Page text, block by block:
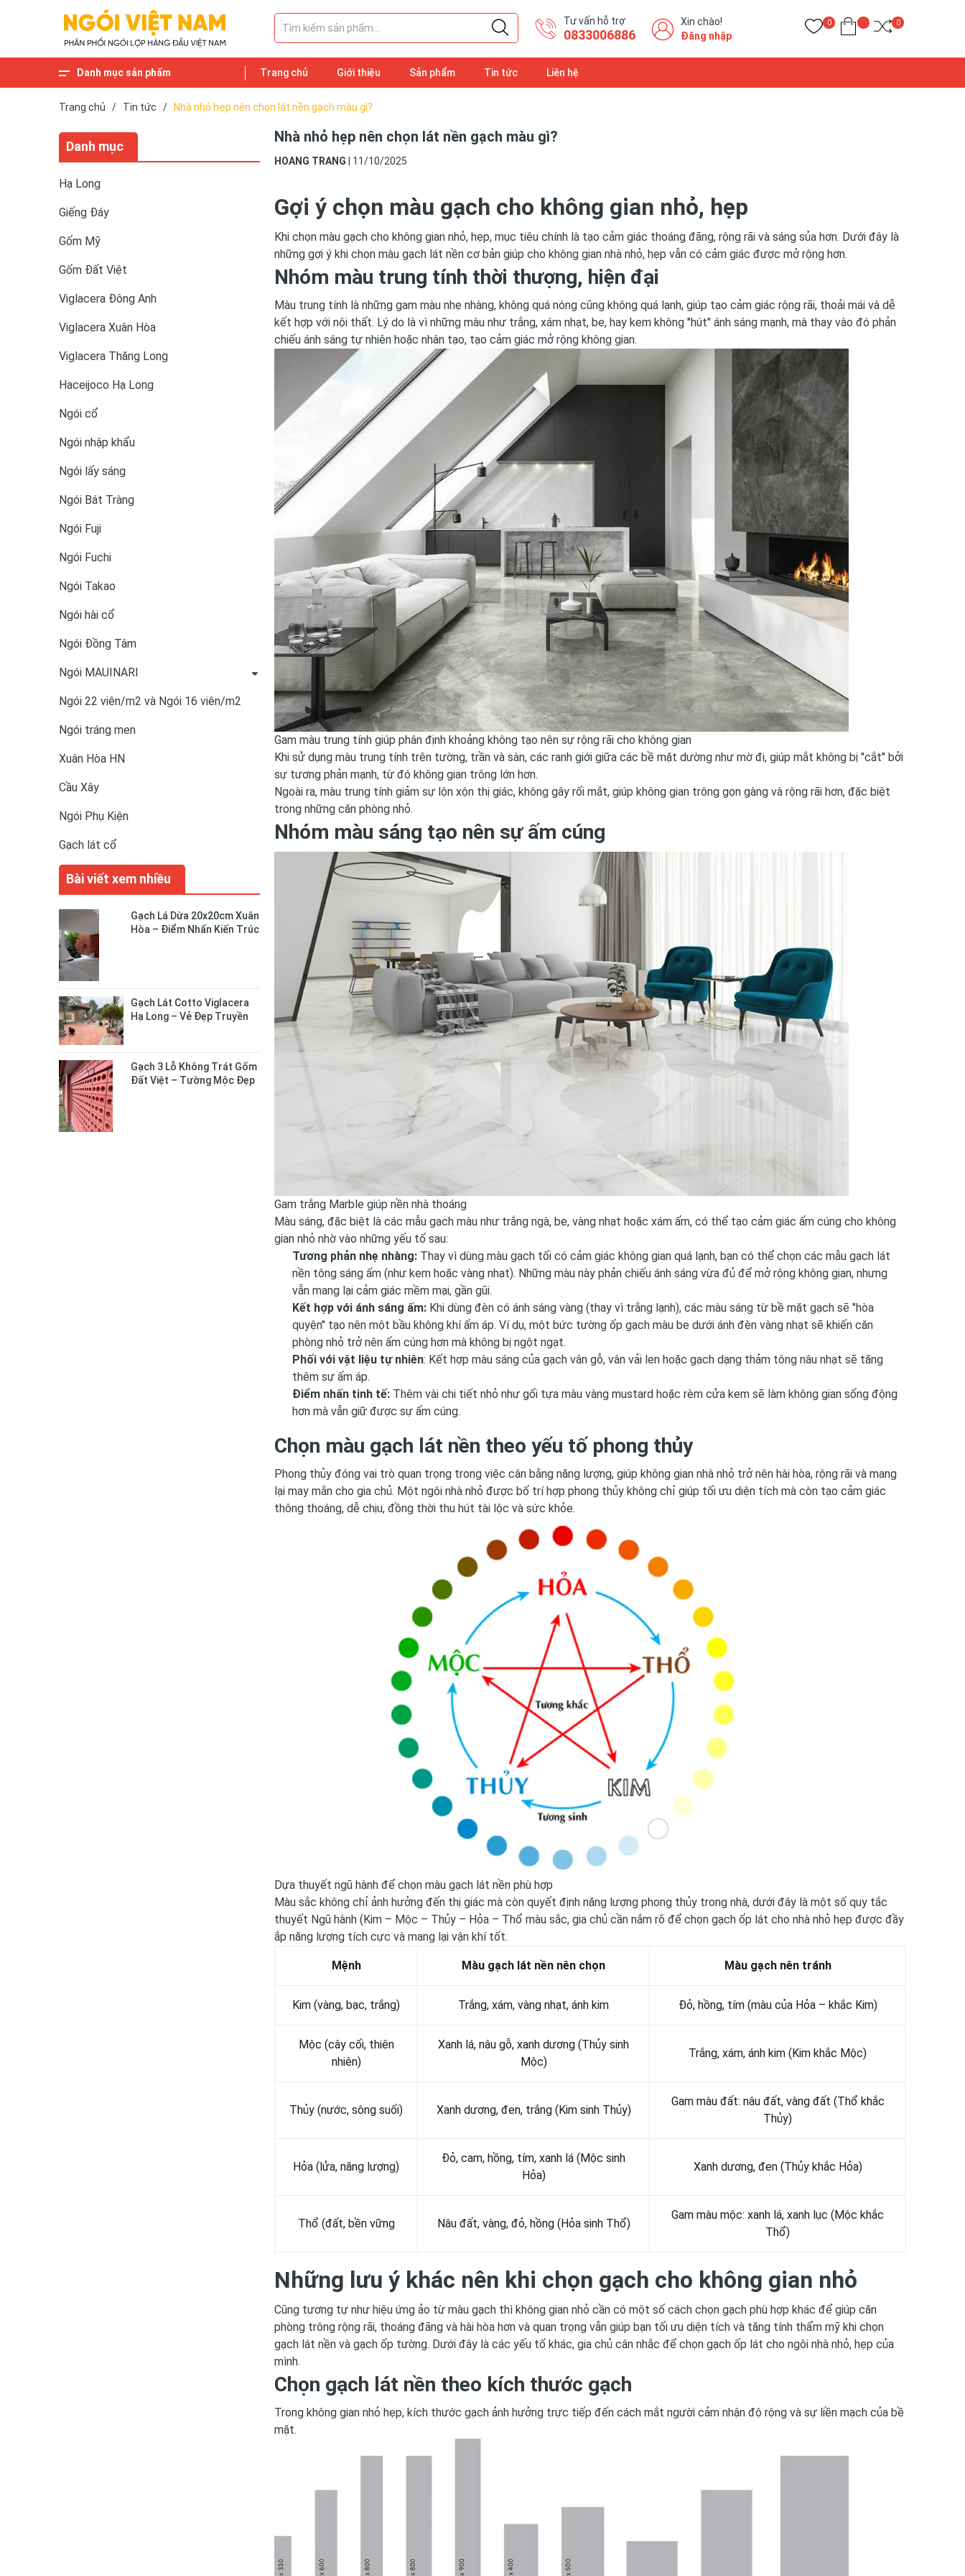
Tư vấn hỗ trợ
​0833006886
Xin chào!
Đăng nhập
0 0
Danh mục sản phẩm Trang chủ Giới thiệu Sản phẩm Tin tức Liên hệ
Trang chủ / Tin tức / Nhà nhỏ hẹp nên chọn lát nền gạch màu gì?
Danh mục
Hạ Long
Giếng Đáy
Gốm Mỹ
Gốm Đất Việt
Viglacera Đông Anh
Viglacera Xuân Hòa
Viglacera Thăng Long
Haceijoco Hạ Long
Ngói cổ
Ngói nhập khẩu
Ngói lấy sáng
Ngói Bát Tràng
Ngói Fuji
Ngói Fuchi
Ngói Takao
Ngói hài cổ
Ngói Đồng Tâm
Ngói MAUINARI
Ngói 22 viên/m2 và Ngói 16 viên/m2
Ngói tráng men
Xuân Hòa HN
Cầu Xây
Ngói Phụ Kiện
Gạch lát cổ
Bài viết xem nhiều
Gạch Lá Dừa 20x20cm Xuân
Hòa – Điểm Nhấn Kiến Trúc
Gạch Lát Cotto Viglacera
Hạ Long – Vẻ Đẹp Truyền
Gạch 3 Lỗ Không Trát Gốm
Đất Việt – Tường Mộc Đẹp
Nhà nhỏ hẹp nên chọn lát nền gạch màu gì?
HOANG TRANG 11/10/2025
Gợi ý chọn màu gạch cho không gian nhỏ, hẹp
Khi chọn màu gạch cho không gian nhỏ, hẹp, mục tiêu chính là tạo cảm giác thoáng đãng, rộng rãi và sáng sủa hơn. Dưới đây là
những gợi ý khi chọn màu gạch lát nền cơ bản giúp cho không gian nhà nhỏ, hẹp vẫn có cảm giác được mở rộng hơn.
Nhóm màu trung tính thời thượng, hiện đại
Màu trung tính là những gam màu nhẹ nhàng, không quá nóng cũng không quá lạnh, giúp tạo cảm giác rộng rãi, thoải mái và dễ
kết hợp với nội thất. Lý do là vì những màu như trắng, xám nhạt, be, hay kem không "hút" ánh sáng mạnh, mà thay vào đó phản
chiếu ánh sáng tự nhiên hoặc nhân tạo, tạo cảm giác mở rộng không gian.
Gam màu trung tính giúp phân định khoảng không tạo nên sự rộng rãi cho không gian
Khi sử dụng màu trung tính trên tường, trần và sàn, các ranh giới giữa các bề mặt dường như mờ đi, giúp mắt không bị "cắt" bởi
sự tương phản mạnh, từ đó không gian trông lớn hơn.
Ngoài ra, màu trung tính giảm sự lộn xộn thị giác, không gây rối mắt, giúp không gian trông gọn gàng và rộng rãi hơn, đặc biệt
trong những căn phòng nhỏ.
Nhóm màu sáng tạo nên sự ấm cúng
Gam trắng Marble giúp nền nhà thoáng
Màu sáng, đặc biệt là các mẫu gạch màu như trắng ngà, be, vàng nhạt hoặc xám ấm, có thể tạo cảm giác ấm cúng cho không
gian nhỏ nhờ vào những yếu tố sau:
Tương phản nhẹ nhàng: Thay vì dùng màu gạch tối có cảm giác không gian quá lạnh, bạn có thể chọn các mẫu gạch lát
nền tông sáng ấm (như kem hoặc vàng nhạt). Những màu này phản chiếu ánh sáng vừa đủ để mở rộng không gian, nhưng
vẫn mang lại cảm giác mềm mại, gần gũi.
Kết hợp với ánh sáng ấm: Khi dùng đèn có ánh sáng vàng (thay vì trắng lạnh), các màu sáng từ bề mặt gạch sẽ "hòa
quyện" tạo nên một bầu không khí ấm áp. Ví dụ, một bức tường ốp gạch màu be dưới ánh đèn vàng nhạt sẽ khiến căn
phòng nhỏ trở nên ấm cúng hơn mà không bị ngột ngạt.
Phối với vật liệu tự nhiên: Kết hợp màu sáng của gạch vân gỗ, vân vải len hoặc gạch dạng thảm tông nâu nhạt sẽ tăng
thêm sự ấm áp.
Điểm nhấn tinh tế: Thêm vài chi tiết nhỏ như gối tựa màu vàng mustard hoặc rèm cửa kem sẽ làm không gian sống động
hơn mà vẫn giữ được sự ấm cúng.
Chọn màu gạch lát nền theo yếu tố phong thủy
Phong thủy đóng vai trò quan trọng trong việc cân bằng năng lượng, giúp không gian nhà nhỏ trở nên hài hòa, rộng rãi và mang
lại may mắn cho gia chủ. Một ngôi nhà nhỏ được bố trí hợp phong thủy không chỉ giúp tối ưu diện tích mà còn tạo cảm giác
thông thoáng, dễ chịu, đồng thời thu hút tài lộc và sức khỏe.
Dựa thuyết ngũ hành để chọn màu gạch lát nền phù hợp
Màu sắc không chỉ ảnh hưởng đến thị giác mà còn quyết định năng lượng phong thủy trong nhà, dưới đây là một số quy tắc
thuyết Ngũ hành (Kim – Mộc – Thủy – Hỏa – Thổ màu sắc, gia chủ cần nắm rõ để chọn gạch ốp lát cho nhà nhỏ hẹp được đầy
ắp năng lượng tích cực và mang lại vận khí tốt.
Mệnh Màu gạch lát nền nên chọn Màu gạch nên tránh
Kim (vàng, bạc, trắng) Trắng, xám, vàng nhạt, ánh kim Đỏ, hồng, tím (màu của Hỏa – khắc Kim)
Mộc (cây cối, thiên
nhiên)
Xanh lá, nâu gỗ, xanh dương (Thủy sinh
Mộc)
Trắng, xám, ánh kim (Kim khắc Mộc)
Thủy (nước, sông suối) Xanh dương, đen, trắng (Kim sinh Thủy)
Gam màu đất: nâu đất, vàng đất (Thổ khắc
Thủy)
Hỏa (lửa, năng lượng)
Đỏ, cam, hồng, tím, xanh lá (Mộc sinh
Hỏa)
Xanh dương, đen (Thủy khắc Hỏa)
Thổ (đất, bền vững Nâu đất, vàng, đỏ, hồng (Hỏa sinh Thổ)
Gam màu mộc: xanh lá, xanh lục (Mộc khắc
Thổ)
Những lưu ý khác nên khi chọn gạch cho không gian nhỏ
Cũng tương tự như hiệu ứng ảo từ màu gạch thì không gian nhỏ cần có một số cách chọn gạch phù hợp khác để giúp căn
phòng trông rộng rãi, thoáng đãng và hài hòa hơn và quan trọng vẫn giúp bạn tối ưu diện tích và tăng tính thẩm mỹ khi chọn
gạch lát nền và gạch ốp tường. Dưới đây là các yếu tố khác, gia chủ cân nhắc để chọn gạch ốp lát cho ngôi nhà nhỏ, hẹp của
mình.
Chọn gạch lát nền theo kích thước gạch
Trong không gian nhỏ hẹp, kích thước gạch ảnh hưởng trực tiếp đến cách mắt người cảm nhận độ rộng và sự liền mạch của bề
mặt.